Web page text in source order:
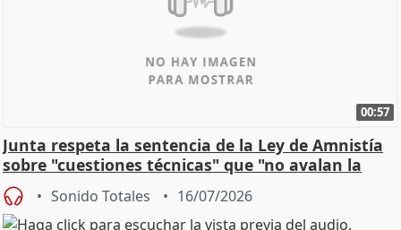
00:57
Junta respeta la sentencia de la Ley de Amnistía
sobre "cuestiones técnicas" que "no avalan la
const
Sonido Totales 16/07/2026